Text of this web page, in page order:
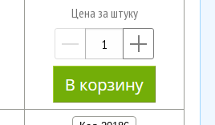
Цена за штуку
—